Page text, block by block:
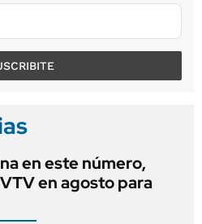
en este número,
en agosto para